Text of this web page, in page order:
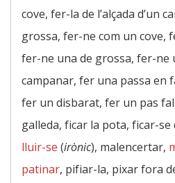
cove, fer-la de l’alçada d’un
grossa, fer-ne com un cove,
fer-ne una de grossa, fer-ne
campanar, fer una passa en
fer un disbarat, fer un pas
galleda, ficar la pota, ficar-se
lluir-se (irònic), malencertar,
patinar, pifiar-la, pixar fora